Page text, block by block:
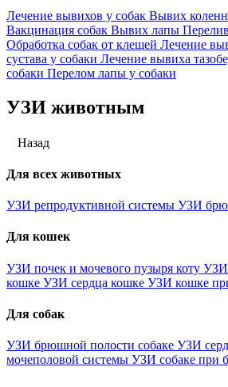
Лечение вывихов у собак Вывих
Вакцинация собак Вывих лапы
Обработка собак от клещей Лечение
сустава у собаки Лечение вывиха
собаки Перелом лапы у собаки
УЗИ животным
Назад
Для всех животных
УЗИ репродуктивной системы УЗИ
Для кошек
УЗИ почек и мочевого пузыря коту УЗИ
кошке УЗИ сердца кошке УЗИ кошке
Для собак
УЗИ брюшной полости собаке УЗИ
мочеполовой системы УЗИ собаке при